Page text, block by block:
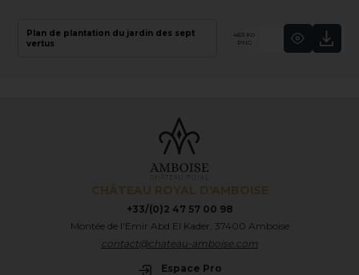
Giroflée Legacy blanc
Plan de plantation du jardin des sept
vertus
463 Ko
PNG
CHÂTEAU ROYAL D'AMBOISE
+33/(0)2 47 57 00 98
Montée de l'Emir Abd El Kader, 37400 Amboise
contact@chateau-amboise.com
Espace Pro